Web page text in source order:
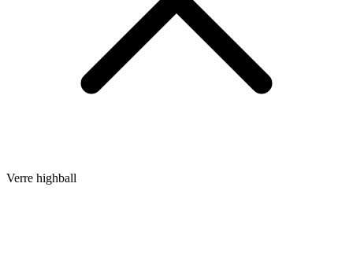
Verre highball